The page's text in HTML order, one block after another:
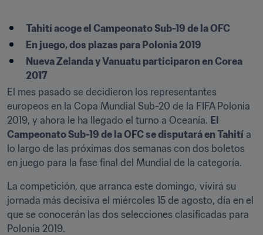
Tahití acoge el Campeonato Sub-19 de la OFC
En juego, dos plazas para Polonia 2019
Nueva Zelanda y Vanuatu participaron en Corea
2017
El mes pasado se decidieron los representantes
europeos en la Copa Mundial Sub-20 de la FIFA Polonia
2019, y ahora le ha llegado el turno a Oceanía. El
Campeonato Sub-19 de la OFC se disputará en Tahití a
lo largo de las próximas dos semanas con dos boletos
en juego para la fase final del Mundial de la categoría.
La competición, que arranca ﻿este domingo, vivirá su
jornada más decisiva el miércoles 15 de agosto, día en el
que se conocerán las dos selecciones clasificadas para
Polonia 2019.